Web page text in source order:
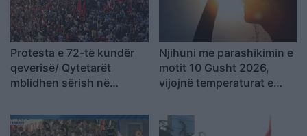
Protesta e 72-të kundër
qeverisë/ Qytetarët
mblidhen sërish në
Shqipëria kërkon
revolucion
Njihuni me parashikimin e
motit 10 Gusht 2026,
vijojnë temperaturat e